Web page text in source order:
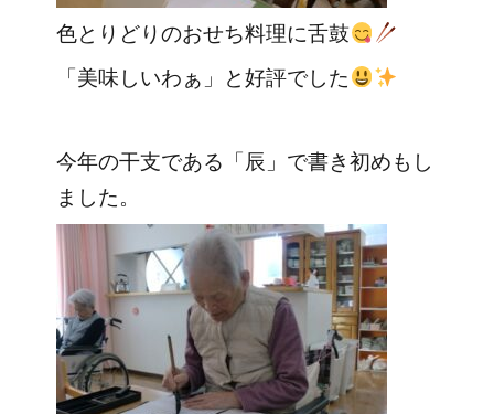
色とりどりのおせち料理に舌鼓
「美味しいわぁ」と好評でした
今年の干支である「辰」で書き初めもし
ました。